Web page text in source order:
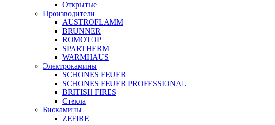
Открытые
Производители
AUSTROFLAMM
BRUNNER
ROMOTOP
SPARTHERM
WARMHAUS
Электрокамины
SCHONES FEUER
SCHONES FEUER PROFESSIONAL
BRITISH FIRES
Стекла
Биокамины
ZEFIRE